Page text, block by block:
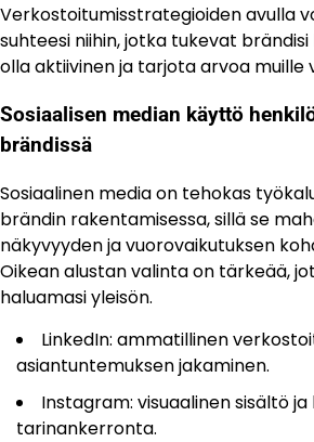
Verkostoitumisstrategioiden avulla
suhteesi niihin, jotka tukevat
olla aktiivinen ja tarjota arvoa muille
Sosiaalisen median käyttö
brändissä
Sosiaalinen media on tehokas
brändin rakentamisessa, sillä se
näkyvyyden ja vuorovaikutuksen
Oikean alustan valinta on tärkeää,
haluamasi yleisön.
LinkedIn: ammatillinen
asiantuntemuksen jakaminen.
Instagram: visuaalinen sisältö
tarinankerronta.